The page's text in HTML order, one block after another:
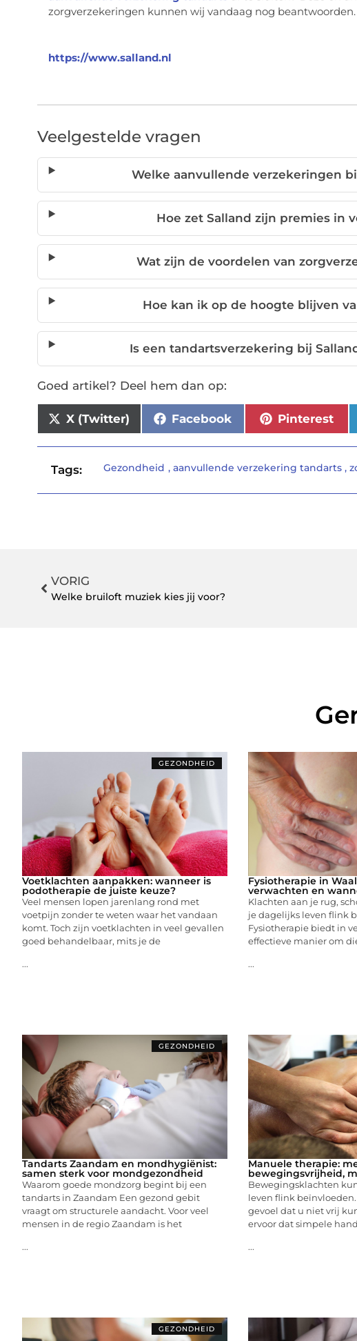
zorgverzekeringen kunnen wij vandaag nog
https://www.salland.nl
Veelgestelde vragen
Welke aanvullende verzekeringen
Hoe zet Salland zijn premies in
Wat zijn de voordelen van
Hoe kan ik op de hoogte blijven
Is een tandartsverzekering bij
Goed artikel? Deel hem dan op:
X (Twitter) Facebook Pinterest
Tags: Gezondheid ,aanvullende verzekering tandarts ,
VORIG
Welke bruiloft muziek kies jij voor?
GEZONDHEID
Voetklachten aanpakken: wanneer is
podotherapie de juiste keuze?
Veel mensen lopen jarenlang rond met
voetpijn zonder te weten waar het vandaan
komt. Toch zijn voetklachten in veel gevallen
goed behandelbaar, mits je de
...
Fysiotherapie in
verwachten en
Klachten aan je rug,
je dagelijks leven flink
Fysiotherapie biedt in
effectieve manier om
...
GEZONDHEID
Tandarts Zaandam en mondhygiënist:
samen sterk voor mondgezondheid
Waarom goede mondzorg begint bij een
tandarts in Zaandam Een gezond gebit
vraagt om structurele aandacht. Voor veel
mensen in de regio Zaandam is het
...
Manuele therapie:
bewegingsvrijheid,
Bewegingsklachten
leven flink
gevoel dat u niet vrij
ervoor dat simpele
...
GEZONDHEID